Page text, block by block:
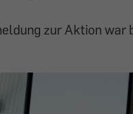
zur Aktion war